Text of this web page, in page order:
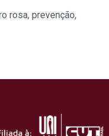
rosa, prevenção,